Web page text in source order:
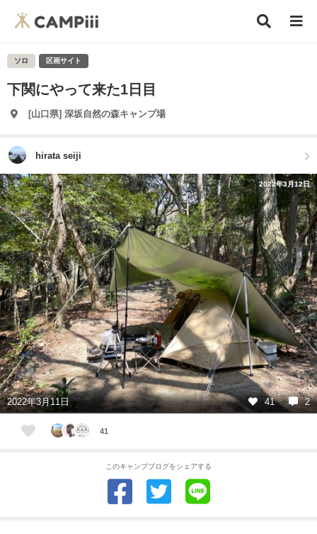
ソロ 区画サイト
下関にやって来た1日目
[山口県] 深坂自然の森キャンプ場
hirata seiji
2022年3月12日
2022年3月11日 41 2
41
このキャンプブログをシェアする